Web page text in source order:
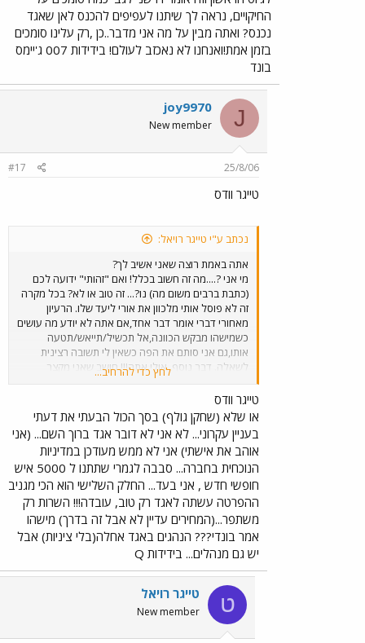
החיקויים, נראה לך שיתנו לעפיפים להכנס לאן שאגד
נכנס? ואתה מבין על מה אני מדבר..כן ,רק עלינו סומכים
בזמן אמת!ואנחנו לא נאכזב לעולם! בידידות 007 ג'יימס
בונד
J
joy9970
New member
25/8/06
#17
טייגר וודס
נכתב ע"י טייגר רויאל:
אתה באמת רוצה שאני אשיב לך?
מי אני ?....מה זה חשוב בכלל! ואם "זהותי" ידועה לכם
(כתבת ברבים משום מה) נו?... זה טוב או לא? בכל מקרה
זה לא פוסל אותי מלכוון את אורי ליעד שלו. הרעיון
מאחורי דברי אומר דבר אחד,אם אתה לא יודע מה עושים
כשמישהו מבקש הכוונה,אל תכשיל/תייאש/תטעה
אותו,גם אני סותם את הפה כשאין לי תשובה רצינית
לשאלה. דבר נוסף, אולי אתה!!! חושב שאני מקצר
הליכים או עושה משהו שאינו תואם את המדיניות של אגד
או "מסדר חופשי חודשי" ושוב אתה טועה,אני לא כזה
נחמד.(אמרת מכיר אותי ,לא?) בסה"כ הסברתי לאורי מה
עושים ומה אגד רוצה וכאחד שמתיימר לדברר את אגד,
היית צריך להיות מעודכן , חשבת שבאגד לא ידעו
שתתקבלנה בקשות לזיכוי בגין המלחמה? מה אנחנו
תלושים מהמציאות..כך שלא היינו מתעלפים אם היו
פונים 5000 איש... וכשכתבתי לאורי שאני אומר לו למי
למסור את המעטפה היית צריך לדעת(כדובר
אגד)שכמעט בכל סניף מונה אדם להיות מקשר נוסף
לפניות הציבור בד"כ מנהל הסניף או פקידה סניפית
בנוסף לאמצעים הרגילים פקס/אינטרנט/מענה
אנושי,ולא לאיזה סחבק שלי. רוצה לדבר על החלק
השלישי? OK את הנוסע מעניין מחיר הנסיעה בלבד! וזה
בסדר. הנוסע אינו חושב על הנהגים ומשכורותיהם או
תנאי העסקתם המחפירים (וכבר דיברנו על כך רבות)
ואם חברת האוטובוסים חסונה כלכלית,ועוד הרבה סיבות,
כך שכשמציעים לנוסע מחיר יותר זול אין לו סיבה
לחץ כדי להרחיב...
טייגר וודס
או שלא (שחקן גולף) בסך הכול הבעתי את דעתי
בעניין עקרוני... לא אני לא דובר אגד ברוך השם... (אני
אוהב את אישתי) אני לא ממש מעודכן במדיניות
הנוכחית בחברה... סבבה לגמרי שתתנו ל 5000 איש
חופשי חדש , אני בעד... החלק השלישי הוא הכי מגניב
ההפרטה עשתה לאגד רק טוב, עובדה!!! השרות רק
משתפר...(המחירים עדיין לא אבל זה בדרך) מישהו
אמר בונדי??? הנהגים באגד אחלה(בלי ציניות) אבל
יש גם מנהלים... בידידות Q
ט טייגר רויאל
New member